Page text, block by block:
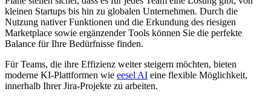
kleinen Startups bis hin zu globalen Unternehmen. Durch die
Nutzung nativer Funktionen und die Erkundung des riesigen
Marketplace sowie ergänzender Tools können Sie die perfekte
Balance für Ihre Bedürfnisse finden.
Für Teams, die ihre Effizienz weiter steigern möchten, bieten
moderne KI-Plattformen wie eesel AI eine flexible Möglichkeit,
innerhalb Ihrer Jira-Projekte zu arbeiten.